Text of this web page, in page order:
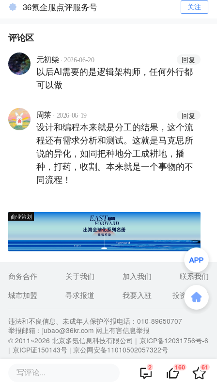
36氪企服点评服务号 关注
评论区
元初柴 · 2026-06-20 回复
以后AI需要的是逻辑架构师，任何外行都
可以做
周莱 · 2026-06-19 回复
设计和编程本来就是分工的结果，这个流
程还有需求分析和测试。这就是马克思所
说的异化，如同把种地分工成耕地，播
种，打药，收割。本来就是一个事物的不
同流程！
商业策划
写评论... 2 160 61
商务合作 关于我们 加入我们
联系我们
城市加盟
寻求报道 我要入驻 投资者关系
违法和不良信息、未成年人保护举报电话：010-89650707
举报邮箱：jubao@36kr.com 网上有害信息举报
© 2011~2026 北京多氪信息科技有限公司 | 京ICP备12031756号-6
| 京ICP证150143号 | 京公网安备11010502057322号